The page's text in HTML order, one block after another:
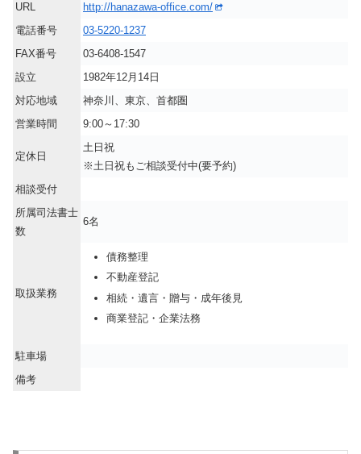
URL
http://hanazawa-office.com/
電話番号
03-5220-1237
FAX番号
03-6408-1547
設立
1982年12月14日
対応地域
神奈川、東京、首都圏
営業時間
9:00～17:30
定休日
土日祝
※土日祝もご相談受付中(要予約)
相談受付
所属司法書士
数
6名
取扱業務
債務整理
不動産登記
相続・遺言・贈与・成年後見
商業登記・企業法務
駐車場
備考